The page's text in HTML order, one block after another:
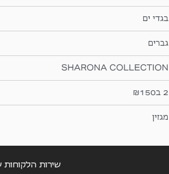
בגדי ים
גברים
SHARONA COLLECTION
2 ב₪150
מגזין
שירות הלקוחות